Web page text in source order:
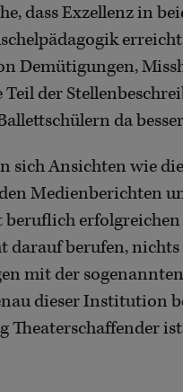
dass Exzellenz in
Demütigungen,
der
da
sich Ansichten wie
Medienberichten
berufen, nichts
mit der
dieser Institution